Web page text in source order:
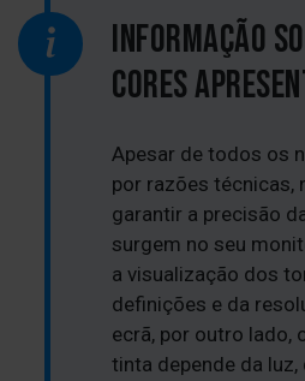
INFORMAÇÃO
CORES
Apesar de todos os
por razões técnicas,
garantir a precisão
surgem no seu
a visualização dos
definições e da
ecrã, por outro lado,
tinta depende da luz,